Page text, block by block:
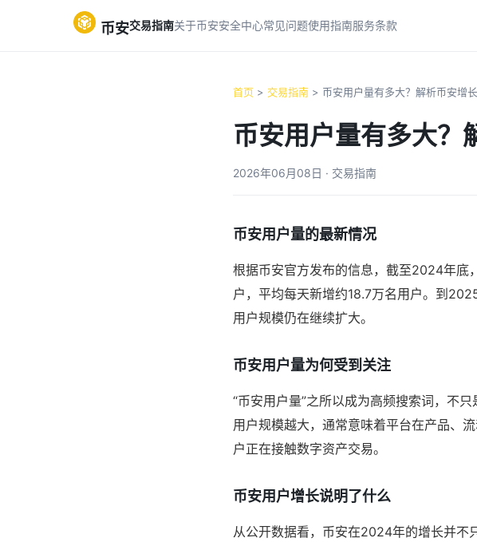
币安交易指南关于币安安全中心常见问题使用指南服务条款
首页 > 交易指南 > 币安用户量有多大？解析币安增
币安用户量有多大？
2026年06月08日 · 交易指南
币安用户量的最新情况
根据币安官方发布的信息，截至2024年底
户，平均每天新增约18.7万名用户。到
用户规模仍在继续扩大。
币安用户量为何受到关注
“币安用户量”之所以成为高频搜索词，不
用户规模越大，通常意味着平台在产品、
户正在接触数字资产交易。
币安用户增长说明了什么
从公开数据看，币安在2024年的增长并不